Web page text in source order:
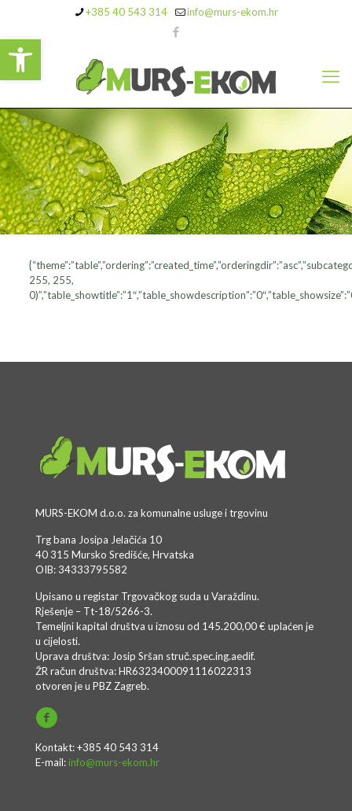
Open toolbar
+385 40 543 314 info@murs-ekom.hr
255, 255,
MURS-EKOM d.o.o. za komunalne usluge i trgovinu
Trg bana Josipa Jelačića 10
40 315 Mursko Središće, Hrvatska
OIB: 34333795582
Upisano u registar Trgovačkog suda u Varaždinu.
Rješenje – Tt-18/5266-3.
Temeljni kapital društva u iznosu od 145.200,00 € uplaćen je
u cijelosti.
Uprava društva: Josip Sršan struč.spec.ing.aedif.
ŽR račun društva: HR6323400091116022313
otvoren je u PBZ Zagreb.
Kontakt: +385 40 543 314
E-mail: info@murs-ekom.hr